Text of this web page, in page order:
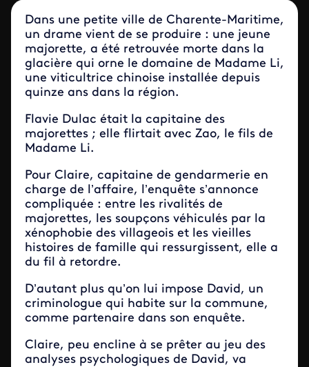
Dans une petite ville de Charente-Maritime,
un drame vient de se produire : une jeune
majorette, a été retrouvée morte dans la
glacière qui orne le domaine de Madame Li,
une viticultrice chinoise installée depuis
quinze ans dans la région.
Flavie Dulac était la capitaine des
majorettes ; elle flirtait avec Zao, le fils de
Madame Li.
Pour Claire, capitaine de gendarmerie en
charge de l’affaire, l’enquête s’annonce
compliquée : entre les rivalités de
majorettes, les soupçons véhiculés par la
xénophobie des villageois et les vieilles
histoires de famille qui ressurgissent, elle a
du fil à retordre.
D’autant plus qu’on lui impose David, un
criminologue qui habite sur la commune,
comme partenaire dans son enquête.
Claire, peu encline à se prêter au jeu des
analyses psychologiques de David, va